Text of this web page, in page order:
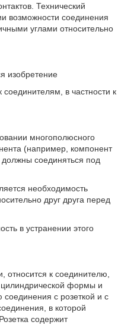
Технический
возможности соединения
углами относительно
изобретение
в частности к
многополюсного
(например, компонент
соединяться под
необходимость
друг друга перед
в устранении этого
относится к соединителю,
формы и
с розеткой и с
в которой
содержит